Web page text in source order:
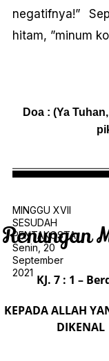
negatifnya!”
hitam, ”minum
Doa : (Ya
MINGGU XVII
SESUDAH
PENTAKOSTA
Senin, 20
September
2021
Renungan
KJ. 7 : 1 –
KEPADA ALLAH
DIKENAL